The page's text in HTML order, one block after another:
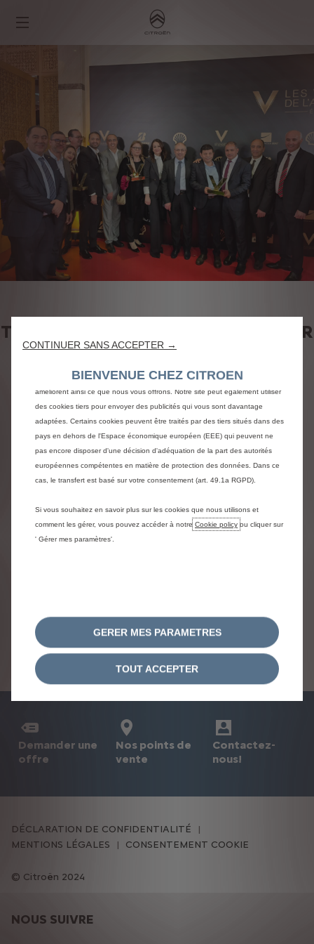
TROIS TROPHÉES REMPORTÉES PAR
LE GROUPE STAFIM TUNISIE !
LE GROUPE STAFIM est
triplement récompensé aux
victoires de l’automobile et a
remporté trois trophées :
N°1 des ventes de véhicules
neufs pour 2024
N°1 en exportation des
véhicules neufs
partenaires.
Une équipe engagée vers
l’excellence
Demander une
offre
Nos points de
vente
Contactez-
nous!
NOUS SUIVRE
Citroën 2024
DÉCLARATION DE CONFIDENTIALITÉ
MENTIONS LÉGALES
CONSENTEMENT COOKIE
CONTINUER SANS ACCEPTER →
BIENVENUE CHEZ CITROEN
Nous utilisons des cookies afin de vous offrir la meilleure expérience sur
essentielles telles que la sécurité, la gestion du réseau et l’accessibilité. Ils
telles que la reconnaissance de la langue, les résultats de recherche et
améliorent ainsi ce que nous vous offrons. Notre site peut également utiliser
des cookies tiers pour envoyer des publicités qui vous sont davantage
adaptées. Certains cookies peuvent être traités par des tiers situés dans des
pays en dehors de l'Espace économique européen (EEE) qui peuvent ne
pas encore disposer d'une décision d'adéquation de la part des autorités
européennes compétentes en matière de protection des données. Dans ce
cas, le transfert est basé sur votre consentement (art. 49.1a RGPD).
Si vous souhaitez en savoir plus sur les cookies que nous utilisons et
comment les gérer, vous pouvez accéder à notre Cookie policy ou cliquer sur
' Gérer mes paramètres'.
GERER MES PARAMETRES
TOUT ACCEPTER